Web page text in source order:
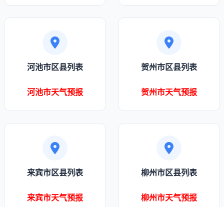
河池市区县列表
河池市天气预报
贺州市区县列表
贺州市天气预报
来宾市区县列表
来宾市天气预报
柳州市区县列表
柳州市天气预报